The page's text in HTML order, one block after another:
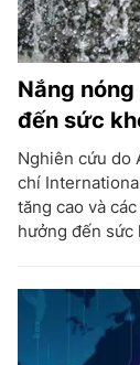
Nắng
đến sức
Nghiên cứu do
chí
tăng cao và
hưởng đến sức